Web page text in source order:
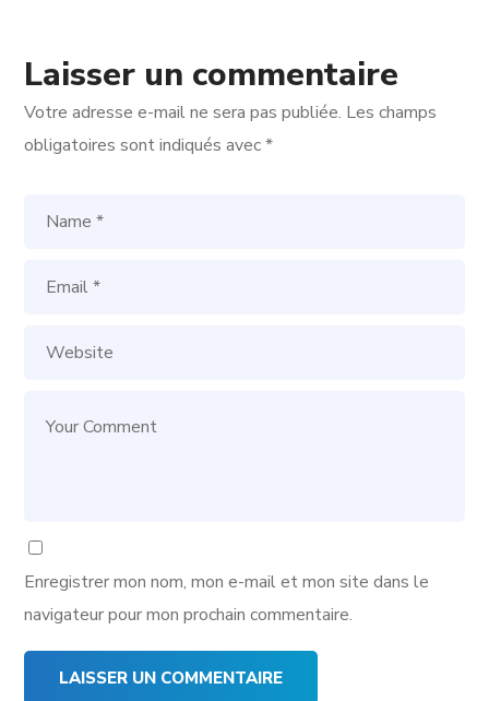
Laisser un commentaire
Votre adresse e-mail ne sera pas publiée. Les champs
obligatoires sont indiqués avec*
Enregistrer mon nom, mon e-mail et mon site dans le
navigateur pour mon prochain commentaire.